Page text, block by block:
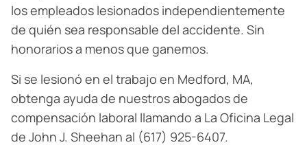
los empleados lesionados independientemente
de quién sea responsable del accidente. Sin
honorarios a menos que ganemos.
Si se lesionó en el trabajo en Medford, MA,
obtenga ayuda de nuestros abogados de
compensación laboral llamando a La Oficina Legal
de John J. Sheehan al (617) 925-6407.